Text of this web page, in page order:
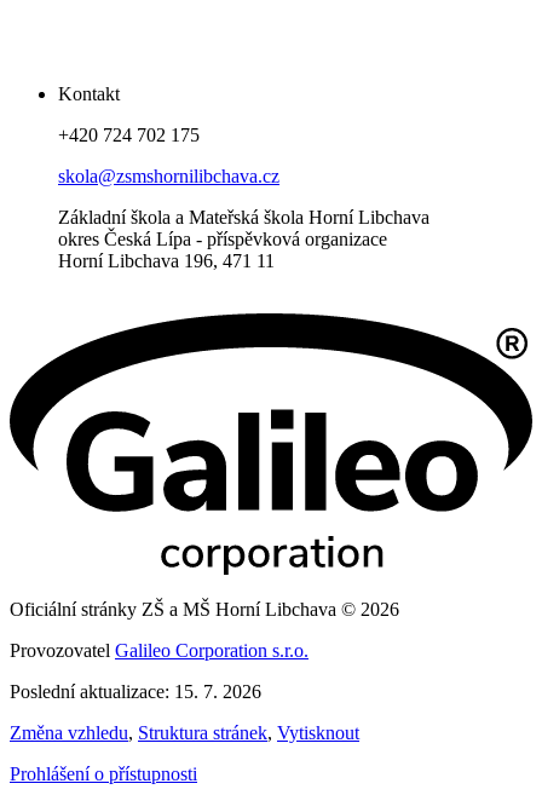
Kontakt
+420 724 702 175
skola@zsmshornilibchava.cz
Základní škola a Mateřská škola Horní Libchava
okres Česká Lípa - příspěvková organizace
Horní Libchava 196, 471 11
Oficiální stránky ZŠ a MŠ Horní Libchava © 2026
Provozovatel Galileo Corporation s.r.o.
Poslední aktualizace: 15. 7. 2026
Změna vzhledu, Struktura stránek, Vytisknout
Prohlášení o přístupnosti